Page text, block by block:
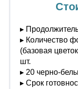
▸
▸ Количество
(базовая
шт.
▸ 20 черно-
▸ Срок